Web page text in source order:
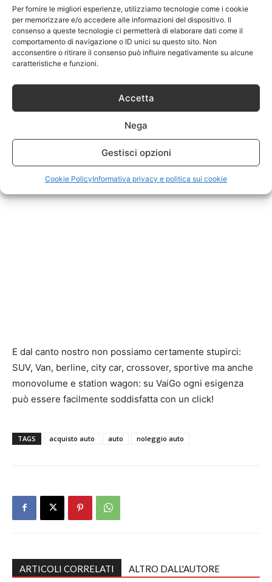
Per fornire le migliori esperienze, utilizziamo tecnologie come i cookie
per memorizzare e/o accedere alle informazioni del dispositivo. Il
consenso a queste tecnologie ci permetterà di elaborare dati come il
comportamento di navigazione o ID unici su questo sito. Non
acconsentire o ritirare il consenso può influire negativamente su alcune
caratteristiche e funzioni.
Accetta
Nega
Gestisci opzioni
Cookie PolicyInformativa privacy e politica sui cookie
esperienza, serietà, affidabilità e professionalità nel
settore. Sarà per questo che abbiamo prenotazioni ancor
prima di presentarci al mondo intero”.
E dal canto nostro non possiamo certamente stupirci:
SUV, Van, berline, city car, crossover, sportive ma anche
monovolume e station wagon: su VaiGo ogni esigenza
può essere facilmente soddisfatta con un click!
TAGS acquisto auto auto noleggio auto
ARTICOLI CORRELATI ALTRO DALL'AUTORE